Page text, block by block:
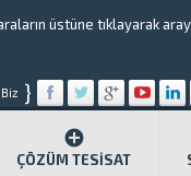
üstüne tıklayarak
}
ÇÖZÜM TESISAT